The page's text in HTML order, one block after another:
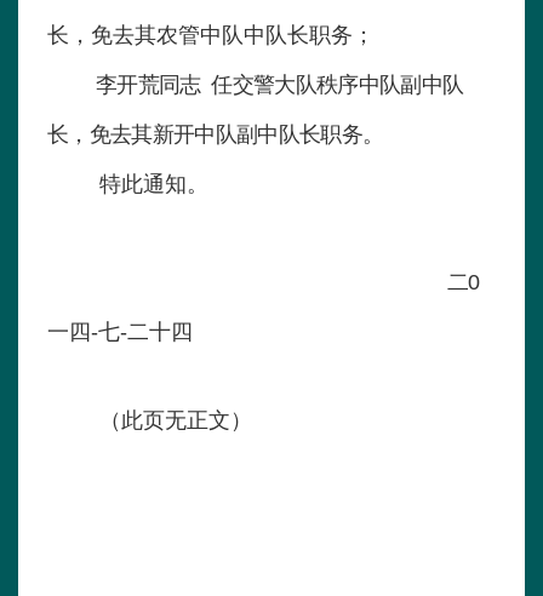
长，免去其农管中队中队长职务；
李开荒同志 任交警大队秩序中队副中队
长，免去其新开中队副中队长职务。
特此通知。
二0
一四-七-二十四
（此页无正文）